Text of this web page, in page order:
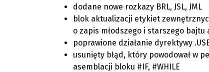
dodane nowe rozkazy BRL, JSL, JML
blok aktualizacji etykiet
o zapis młodszego i starszego
poprawione działanie dyrektywy
usunięty błąd, który powodował w
asemblacji bloku #IF, #WHILE